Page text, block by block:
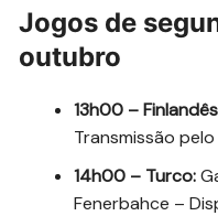
Jogos de
outubro
13h00 –
Transmissão
14h00 – Turco:
Fenerbahce –